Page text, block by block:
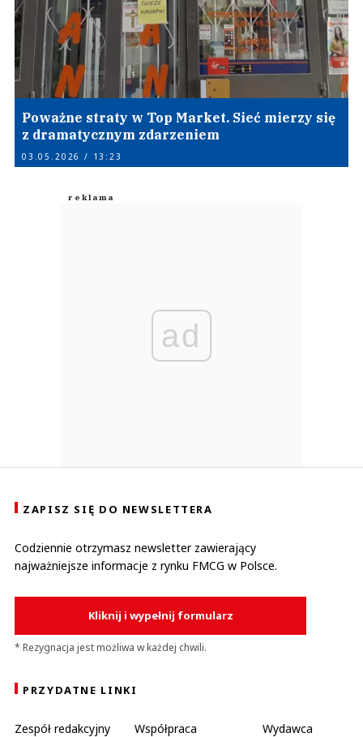
Poważne straty w Top Market. Sieć mierzy się
z dramatycznym zdarzeniem
03.05.2026 / 13:23
ad
ZAPISZ SIĘ DO NEWSLETTERA
Codziennie otrzymasz newsletter zawierający
najważniejsze informacje z rynku FMCG w Polsce.
Kliknij i wypełnij formularz
* Rezygnacja jest możliwa w każdej chwili.
PRZYDATNE LINKI
Zespół redakcyjny Współpraca
Wydawca